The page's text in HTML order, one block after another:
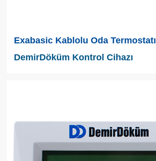
Exabasic Kablolu Oda Termostatı
DemirDöküm Kontrol Cihazı